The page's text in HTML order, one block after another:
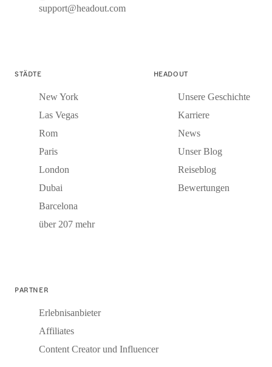
support@headout.com
STÄDTE
New York
Las Vegas
Rom
Paris
London
Dubai
Barcelona
über 207 mehr
HEADOUT
Unsere Geschichte
Karriere
News
Unser Blog
Reiseblog
Bewertungen
PARTNER
Erlebnisanbieter
Affiliates
Content Creator und Influencer